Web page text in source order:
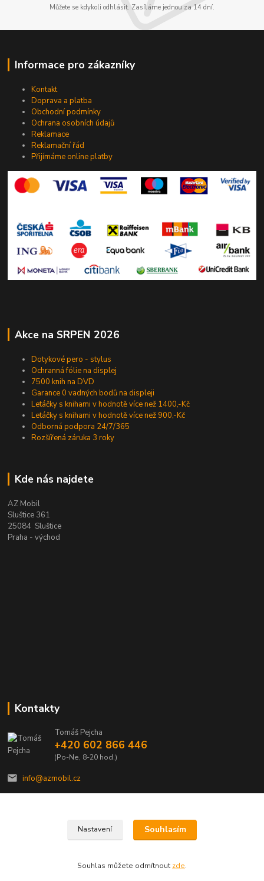
Můžete se kdykoli odhlásit. Zasíláme jednou za 14 dní.
Informace pro zákazníky
Kontakt
Doprava a platba
Obchodní podmínky
Ochrana osobních údajů
Reklamace
Reklamační řád
Přijímáme online platby
Akce na SRPEN 2026
Dotykové pero - stylus
Ochranná fólie na displej
7500 knih na DVD
Garance 0 vadných bodů na displeji
Letáčky s knihami v hodnotě více než 1400,-Kč
Letáčky s knihami v hodnotě více než 900,-Kč
Odborná podpora 24/7/365
Rozšířená záruka 3 roky
Kde nás najdete
AZ Mobil
Sluštice 361
25084 Sluštice
Praha - východ
Kontakty
Tomáš Pejcha
+420 602 866 446
(Po-Ne, 8-20 hod.)
info@azmobil.cz
Veškeré texty a popisy vytvořil Tomáš Pejcha - 2009-2026 © AZMOBIL.CZ
Nastavení Souhlasím
Souhlas můžete odmítnout zde.